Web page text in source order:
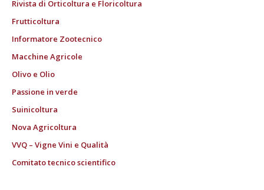
Rivista di Orticoltura e Floricoltura
Frutticoltura
Informatore Zootecnico
Macchine Agricole
Olivo e Olio
Passione in verde
Suinicoltura
Nova Agricoltura
VVQ – Vigne Vini e Qualità
Comitato tecnico scientifico